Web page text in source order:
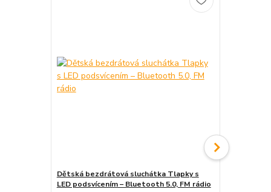
Dětská bezdrátová sluchátka Tlapky s
LED podsvícením – Bluetooth 5.0, FM rádio